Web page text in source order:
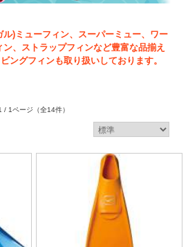
)ミューフィン、スーパーミュー、ワー
、ストラップフィンなど豊富な品揃え
ングフィンも取り扱いしております。
/ 1ページ （全14件）